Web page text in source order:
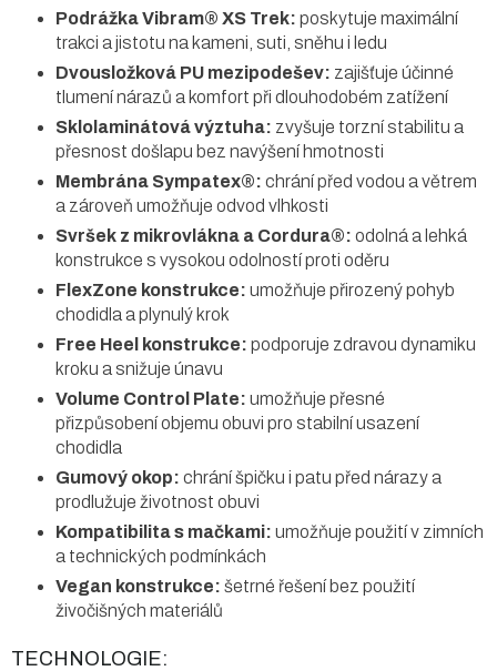
Podrážka Vibram® XS Trek: poskytuje maximální
trakci a jistotu na kameni, suti, sněhu i ledu
Dvousložková PU mezipodešev: zajišťuje účinné
tlumení nárazů a komfort při dlouhodobém zatížení
Sklolaminátová výztuha: zvyšuje torzní stabilitu a
přesnost došlapu bez navýšení hmotnosti
Membrána Sympatex®: chrání před vodou a větrem
a zároveň umožňuje odvod vlhkosti
Svršek z mikrovlákna a Cordura®: odolná a lehká
konstrukce s vysokou odolností proti oděru
FlexZone konstrukce: umožňuje přirozený pohyb
chodidla a plynulý krok
Free Heel konstrukce: podporuje zdravou dynamiku
kroku a snižuje únavu
Volume Control Plate: umožňuje přesné
přizpůsobení objemu obuvi pro stabilní usazení
chodidla
Gumový okop: chrání špičku i patu před nárazy a
prodlužuje životnost obuvi
Kompatibilita s mačkami: umožňuje použití v zimních
a technických podmínkách
Vegan konstrukce: šetrné řešení bez použití
živočišných materiálů
TECHNOLOGIE: